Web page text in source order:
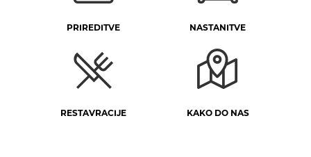
PRIREDITVE NASTANITVE
RESTAVRACIJE KAKO DO NAS